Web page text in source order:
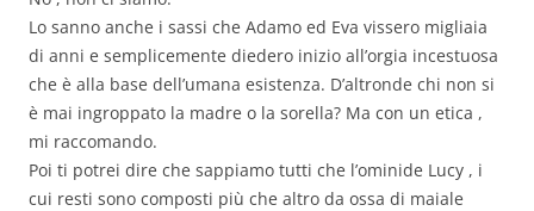
Lo sanno anche i sassi che Adamo ed Eva vissero migliaia
di anni e semplicemente diedero inizio all’orgia incestuosa
che è alla base dell’umana esistenza. D’altronde chi non si
è mai ingroppato la madre o la sorella? Ma con un etica ,
mi raccomando.
Poi ti potrei dire che sappiamo tutti che l’ominide Lucy , i
cui resti sono composti più che altro da ossa di maiale